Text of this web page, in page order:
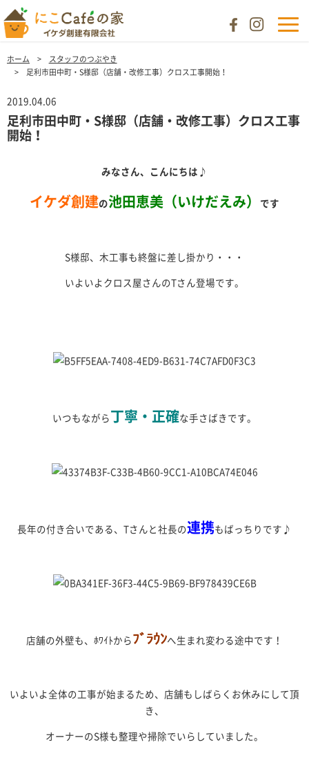
ホーム
スタッフのつぶやき
足利市田中町・S様邸（店舗・改修工事）クロス工事開始！
2019.04.06
足利市田中町・S様邸（店舗・改修工事）クロス工事
開始！
みなさん、こんにちは ♪
イケダ創建の池田恵美（いけだえみ） です
S様邸、木工事も終盤に差し掛かり・・・
いよいよクロス屋さんのTさん登場です。
いつもながら丁寧・正確な手さばきです。
長年の付き合いである、Tさんと社長の連携もばっちりです♪
店舗の外壁も、ﾎﾜｲﾄからﾌﾞﾗｳﾝへ生まれ変わる途中です！
いよいよ全体の工事が始まるため、店舗もしばらくお休みにして頂
き、
オーナーのS様も整理や掃除でいらしていました。